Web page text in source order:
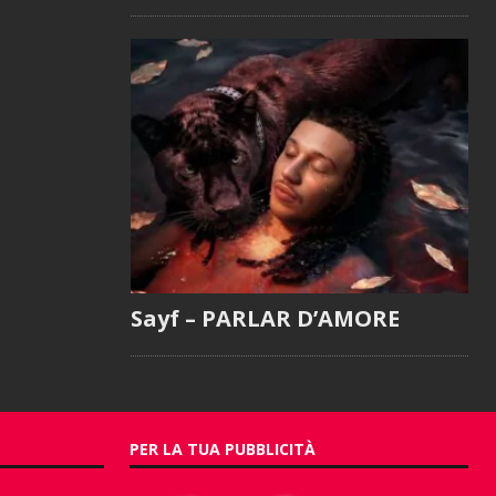
Sayf – PARLAR D’AMORE
PER LA TUA PUBBLICITÀ